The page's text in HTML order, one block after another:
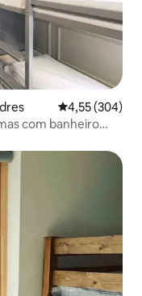
4,55 de uma
4,55 (304)
com banheiro